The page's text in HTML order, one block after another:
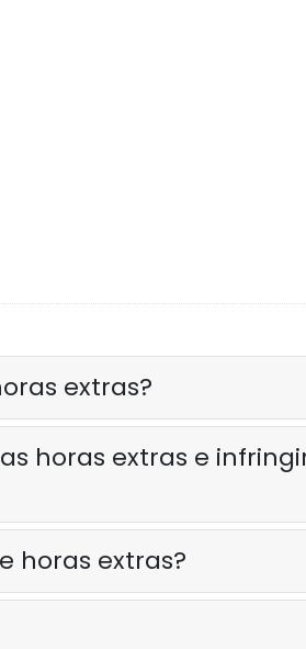
extras?
horas extras e
horas extras?